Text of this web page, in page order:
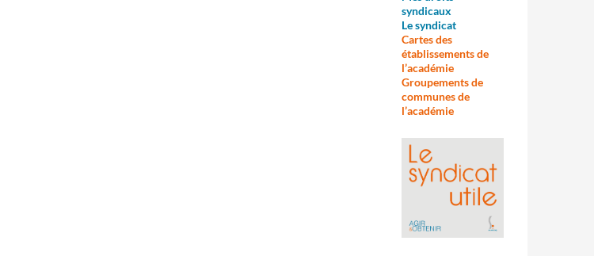
syndicaux
Le syndicat
Cartes des
établissements de
l’académie
Groupements de
communes de
l’académie